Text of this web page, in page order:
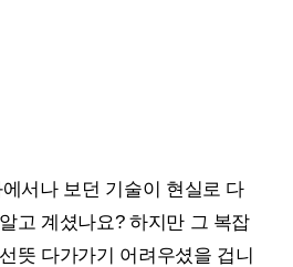
서나 보던 기술이 현실로 다
고 계셨나요? 하지만 그 복잡
뜻 다가가기 어려우셨을 겁니